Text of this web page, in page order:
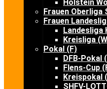
Holstein
Frauen Oberliga
Frauen
Landesliga
Kreisliga
Pokal (F)
DFB-Pokal
Flens-Cup
Kreispokal
SHFV-